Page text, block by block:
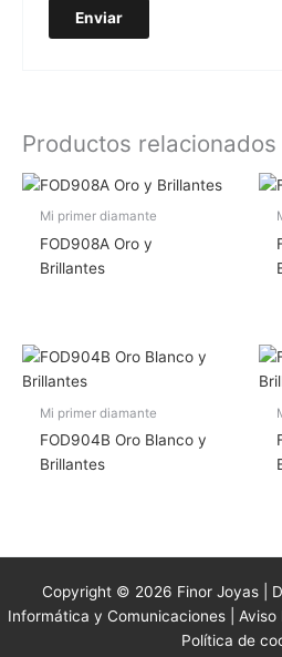
Productos relacionados
Mi primer diamante
FOD908A Oro y
Brillantes
Mi primer diamante
FOD904B Oro Blanco y
Brillantes
Copyright © 2026 Finor Joyas |
Informática y Comunicaciones | Aviso
Política de